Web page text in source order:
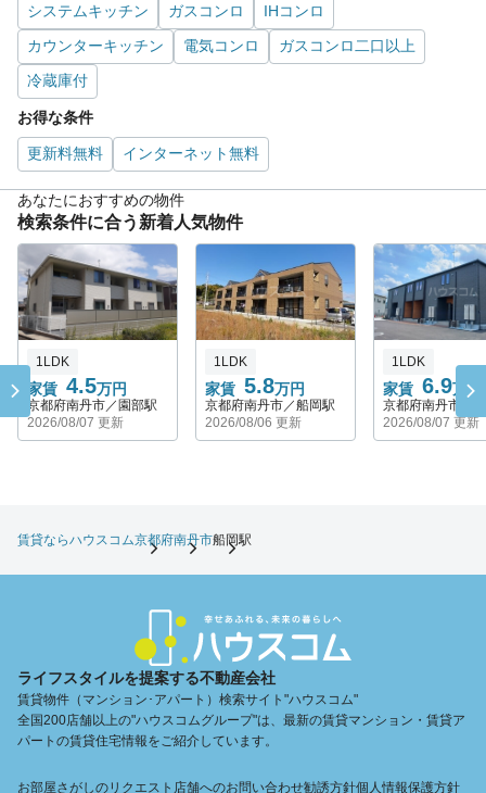
システムキッチン ガスコンロ
IHコンロ
カウンターキッチン
電気コンロ
ガスコンロ二口以上
冷蔵庫付
お得な条件
更新料無料 インターネット無料
あなたにおすすめの物件
検索条件に合う新着人気物件
1LDK
家賃 4.5万円
京都府南丹市／園部駅
2026/08/07 更新
1LDK
家賃 5.8万円
京都府南丹市／船岡駅
2026/08/06 更新
1LDK
家賃 6.9万円
京都府南丹市／
2026/08/07 更新
賃貸ならハウスコム京都府南丹市船岡駅
ライフスタイルを提案する不動産会社
賃貸物件（マンション･アパート）検索サイト"ハウスコム"
全国200店舗以上の"ハウスコムグループ"は、最新の賃貸マンション・賃貸ア
パートの賃貸住宅情報をご紹介しています。
お部屋さがしのリクエスト 店舗へのお問い合わせ勧誘方針個人情報保護方針